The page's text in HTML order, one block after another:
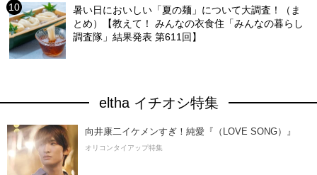
暑い日においしい「夏の麺」について大調査！（ま
とめ）【教えて！ みんなの衣食住「みんなの暮らし
調査隊」結果発表 第611回】
eltha イチオシ特集
向井康二イケメンすぎ！純愛『（LOVE SONG）』
オリコンタイアップ特集